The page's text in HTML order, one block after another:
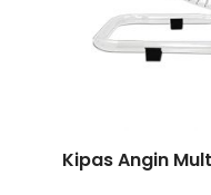
Kipas Angin